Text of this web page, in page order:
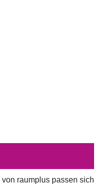
von raumplus passen sich